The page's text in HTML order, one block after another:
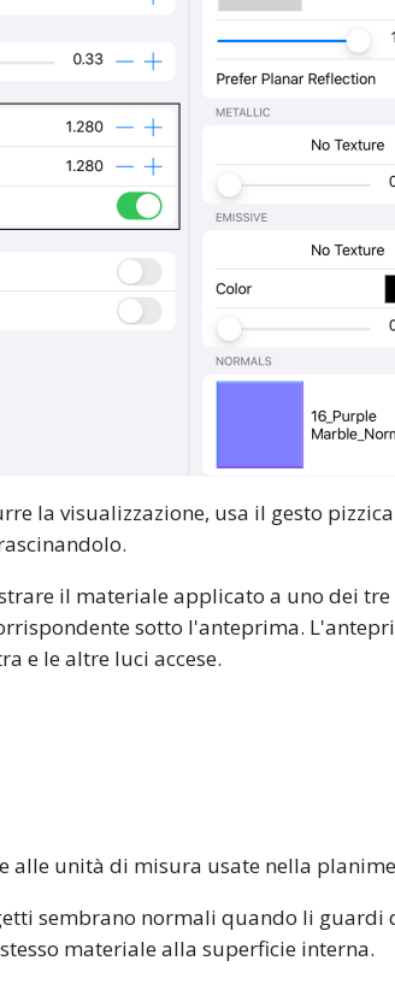
la visualizzazione, usa il gesto
il materiale applicato a uno dei tre
sotto l'anteprima.
e le altre luci accese.
alle unità di misura usate nella
sembrano normali quando li guardi
materiale alla superficie interna.